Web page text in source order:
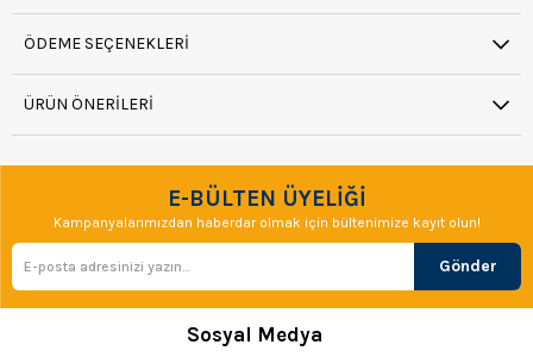
ÖDEME SEÇENEKLERI
ÜRÜN ÖNERILERI
E-BÜLTEN ÜYELİĞİ
Kampanyalarımızdan haberdar olmak için bültenimize kayıt olun!
Gönder
Sosyal Medya